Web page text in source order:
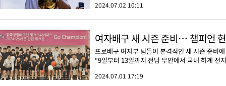
2024.07.02 10:11
여자배구 새 시즌 준비… 챔피언
프로배구 여자부 팀들이 본격적인 새 시즌 준비
“9일부터 13일까지 전남 무안에서 국내 하계 전
2024.07.01 17:19